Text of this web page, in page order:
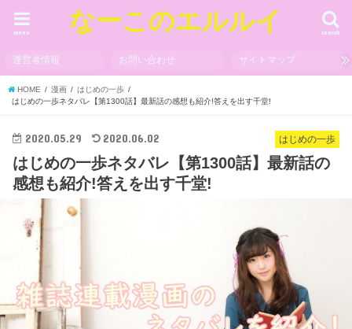
なーこのエルルイ search
menu
運営者情報 お問い合わせ サイトマップ
HOME 漫画
はじめの一歩
はじめの一歩ネタバレ【第1300話】最新話の感想も紹介!答えを出す千堂!
はじめの一歩
2020.05.29 2020.06.02
はじめの一歩ネタバレ【第1300話】最新話の
感想も紹介!答えを出す千堂!